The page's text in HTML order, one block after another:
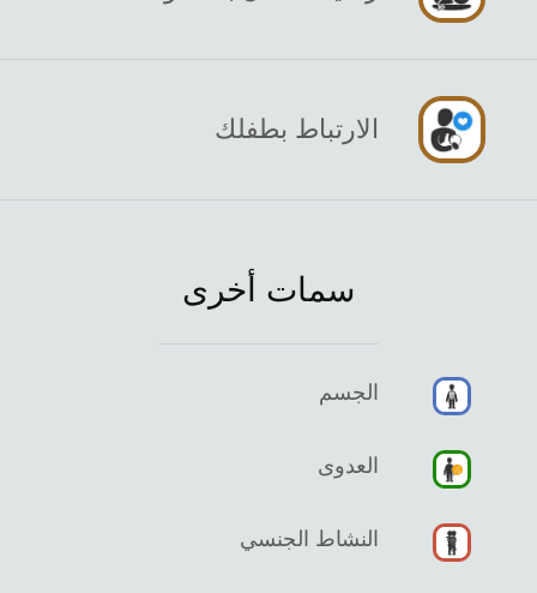
الارتباط بطفلك
سمات أخرى
الجسم
العدوى
النشاط الجنسي